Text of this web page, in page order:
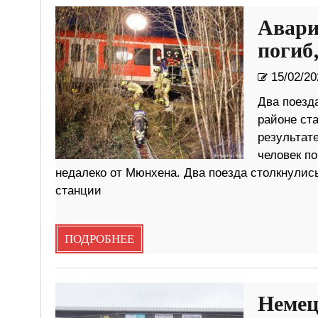
15/02/
Два
районе
человек
недалеко от Мюнхена. Два поезда
станции
ПОДРОБНЕЕ